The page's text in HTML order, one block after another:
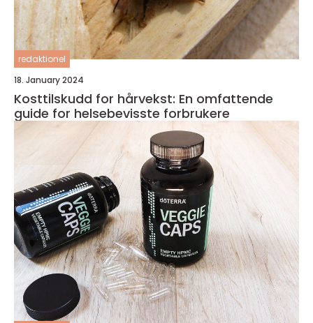
redaktionel
18. January 2024
Kosttilskudd for hårvekst: En omfattende
guide for helsebevisste forbrukere